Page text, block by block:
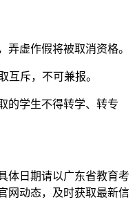
弄虚作假将被取消资格。
互斥，不可兼报。
的学生不得转学、转专
体日期请以广东省教育考
网动态，及时获取最新信